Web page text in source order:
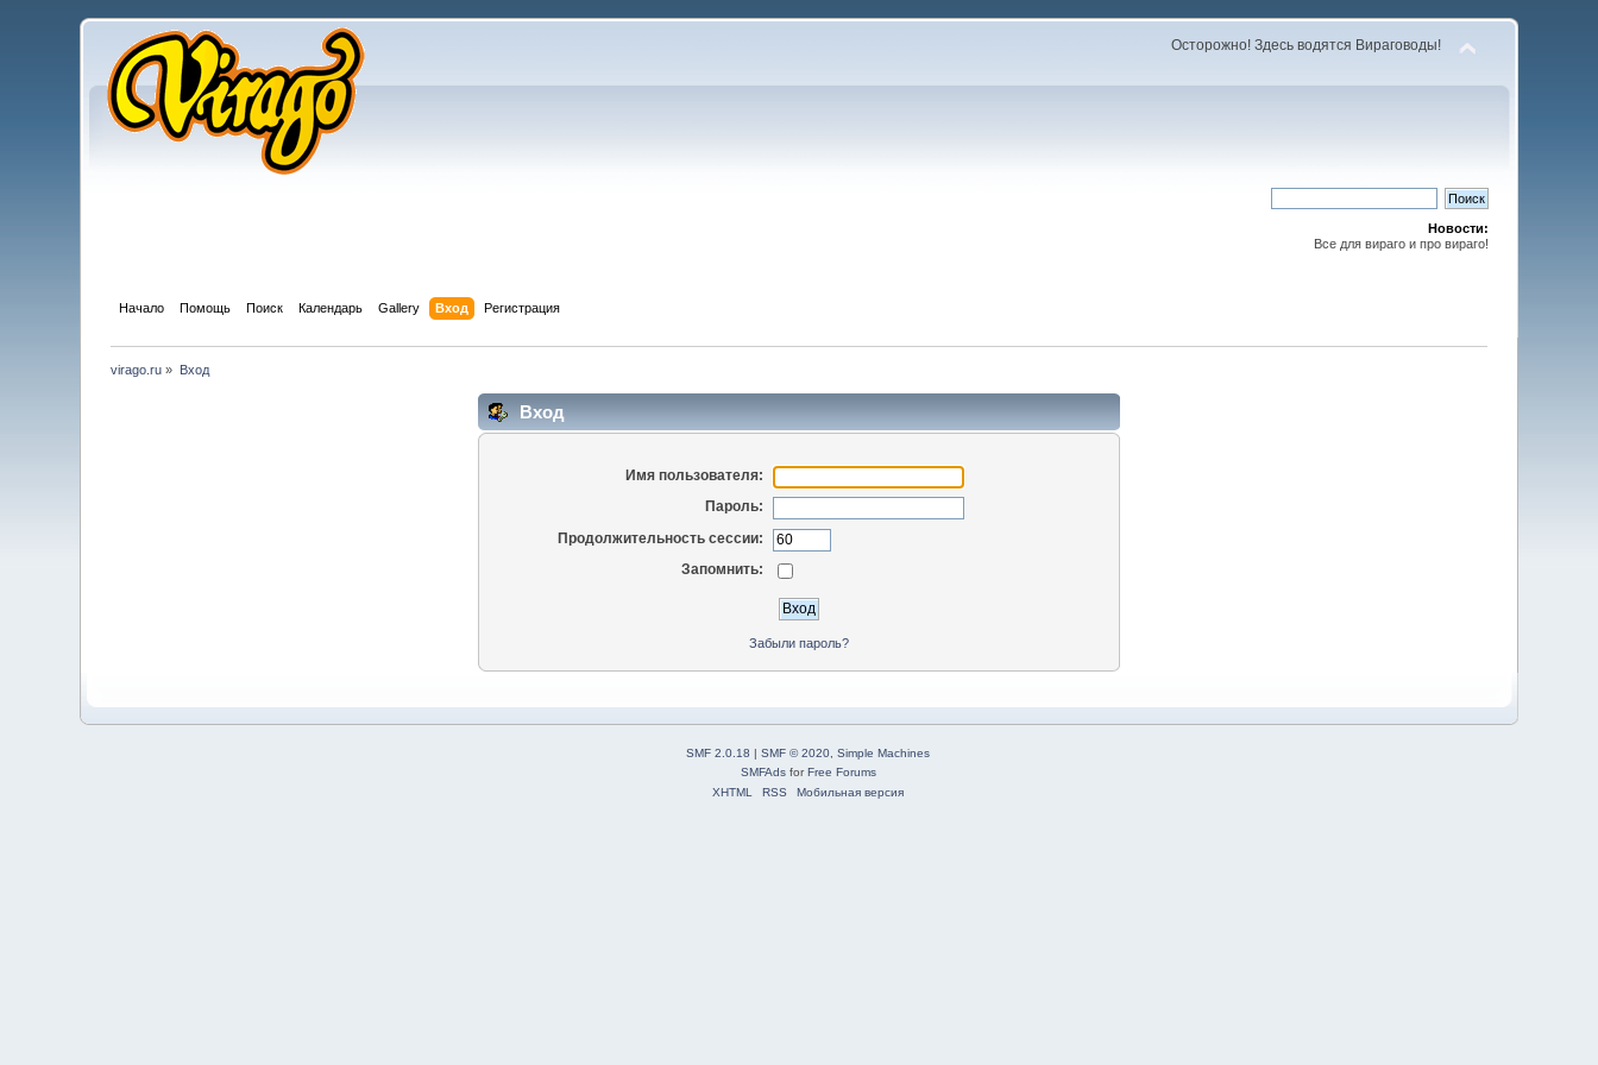
Осторожно! Здесь водятся Вираговоды!
Новости:
Все для вираго и про вираго!
Начало Помощь Поиск Календарь Gallery Вход Регистрация
virago.ru » Вход
Вход
Имя пользователя:
Пароль:
Продолжительность сессии:
Запомнить:
Забыли пароль?
SMF 2.0.18 SMF © 2020, Simple Machines
SMFAdsfor Free Forums
XHTML
RSS Мобильная версия